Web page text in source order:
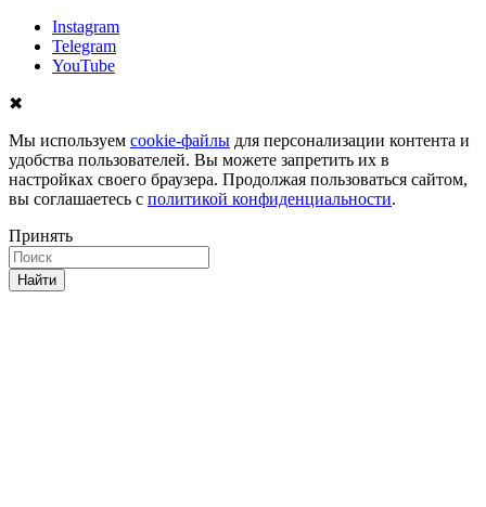
Instagram
Telegram
YouTube
✖
Мы используем cookie-файлы для персонализации контента и
удобства пользователей. Вы можете запретить их в
настройках своего браузера. Продолжая пользоваться сайтом,
вы соглашаетесь с политикой конфиденциальности.
Принять
Найти